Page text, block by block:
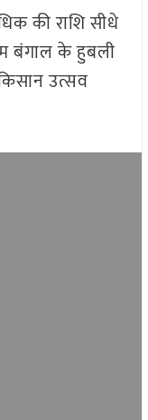
की राशि सीधे
बंगाल के हुबली
उत्सव